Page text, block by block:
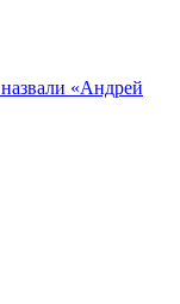
«Андрей